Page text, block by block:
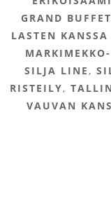
GRAND BUFFET
LASTEN
SILJA LINE ,
RISTEILY,
VAUVAN